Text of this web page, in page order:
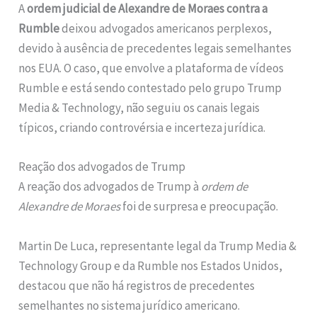
Aordem judicial de Alexandre de Moraes contra a
Rumbledeixou advogados americanos perplexos,
devido à ausência de precedentes legais semelhantes
nos EUA. O caso, que envolve a plataforma de vídeos
Rumble e está sendo contestado pelo grupo Trump
Media & Technology, não seguiu os canais legais
típicos, criando controvérsia e incerteza jurídica.
Reação dos advogados de Trump
A reação dos advogados de Trump à ordem de
Alexandre de Moraesfoi de surpresa e preocupação.
Martin De Luca, representante legal da Trump Media &
Technology Group e da Rumble nos Estados Unidos,
destacou que não há registros de precedentes
semelhantes no sistema jurídico americano.